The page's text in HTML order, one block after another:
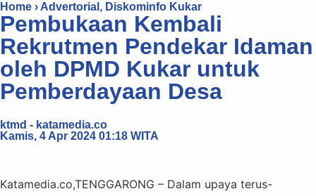
Home › Advertorial , Diskominfo Kukar
Pembukaan Kembali
Rekrutmen Pendekar Idaman
oleh DPMD Kukar untuk
Pemberdayaan Desa
ktmd - katamedia.co
Kamis, 4 Apr 2024 01:18 WITA
Katamedia.co,TENGGARONG – Dalam upaya terus-